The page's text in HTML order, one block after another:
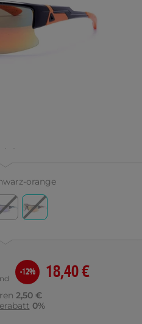
orange
18,40 €
-12%
2,50 €
0%